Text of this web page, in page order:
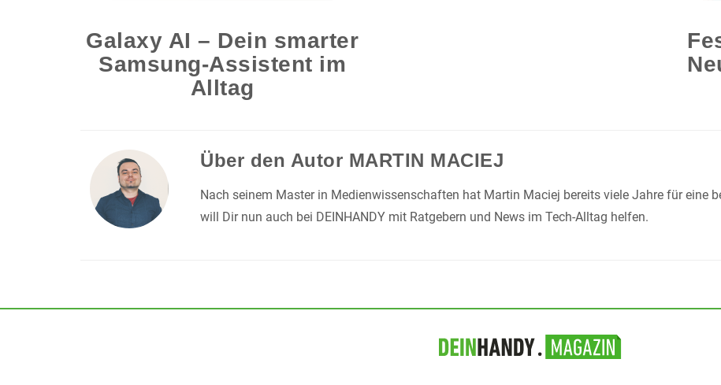
Galaxy AI – Dein smarter
Samsung-Assistent im
Alltag
Über den Autor MARTIN MACIEJ
Nach seinem Master in Medienwissenschaften hat Martin Maciej bereits viele Jahre für eine
will Dir nun auch bei DEINHANDY mit Ratgebern und News im Tech-Alltag helfen.